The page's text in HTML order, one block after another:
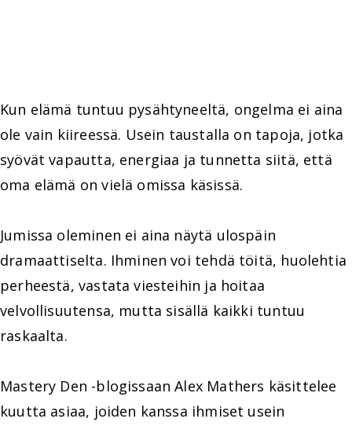
Kun elämä tuntuu pysähtyneeltä, ongelma ei aina
ole vain kiireessä. Usein taustalla on tapoja, jotka
syövät vapautta, energiaa ja tunnetta siitä, että
oma elämä on vielä omissa käsissä.
Jumissa oleminen ei aina näytä ulospäin
dramaattiselta. Ihminen voi tehdä töitä, huolehtia
perheestä, vastata viesteihin ja hoitaa
velvollisuutensa, mutta sisällä kaikki tuntuu
raskaalta.
Mastery Den -blogissaan Alex Mathers käsittelee
kuutta asiaa, joiden kanssa ihmiset usein